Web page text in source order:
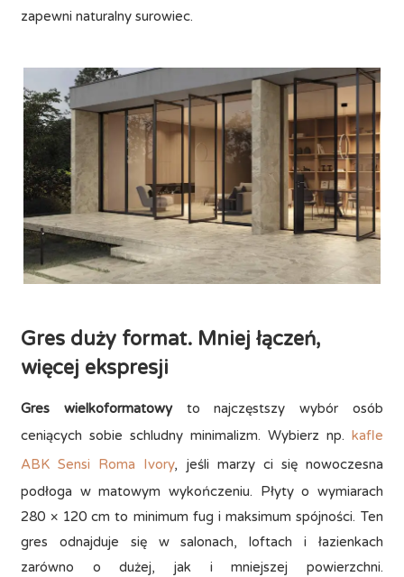
zapewni naturalny surowiec.
Gres duży format. Mniej łączeń,
więcej ekspresji
Gres wielkoformatowyto najczęstszy wybór osób
ceniących sobie schludny minimalizm. Wybierz np. kafle
ABK Sensi Roma Ivory, jeśli marzy ci się nowoczesna
podłoga w matowym wykończeniu. Płyty o wymiarach
280 × 120 cm to minimum fug i maksimum spójności. Ten
gres odnajduje się w salonach, loftach i łazienkach
zarówno o dużej, jak i mniejszej powierzchni.